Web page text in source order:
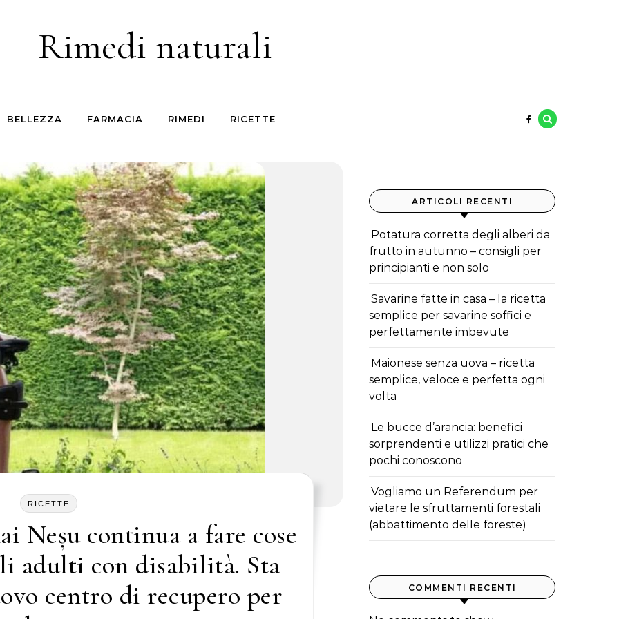
Rimedi naturali
BELLEZZA FARMACIA RIMEDI RICETTE
RICETTE
Neșu continua a fare cose
adulti con disabilità. Sta
centro di recupero per
ARTICOLI RECENTI
Potatura corretta degli alberi da
frutto in autunno – consigli per
principianti e non solo
Savarine fatte in casa – la ricetta
semplice per savarine soffici e
perfettamente imbevute
Maionese senza uova – ricetta
semplice, veloce e perfetta ogni
volta
Le bucce d’arancia: benefici
sorprendenti e utilizzi pratici che
pochi conoscono
Vogliamo un Referendum per
vietare le sfruttamenti forestali
(abbattimento delle foreste)
COMMENTI RECENTI